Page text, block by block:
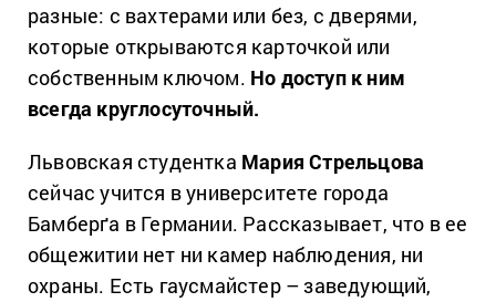
разные: с вахтерами или без, с дверями,
которые открываются карточкой или
собственным ключом. Но доступ к ним
всегда круглосуточный.
Львовская студентка Мария Стрельцова
сейчас учится в университете города
Бамберґа в Германии. Рассказывает, что в ее
общежитии нет ни камер наблюдения, ни
охраны. Есть гаусмайстер – заведующий,